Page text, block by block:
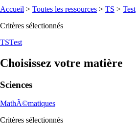
Accueil > Toutes les ressources > TS > Test
Critères sélectionnés
TSTest
Choisissez votre matière
Sciences
MathÃ©matiques
Critères sélectionnés